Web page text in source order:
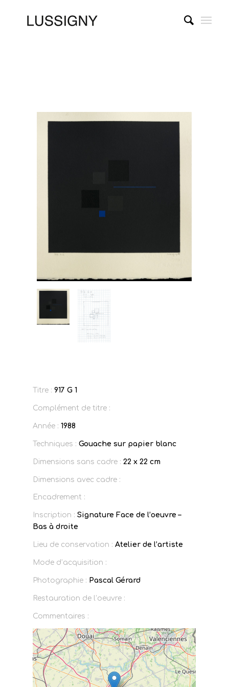
Titre : 917 G 1
Complément de titre :
Année : 1988
Techniques : Gouache sur papier blanc
Dimensions sans cadre : 22 x 22 cm
Dimensions avec cadre :
Encadrement :
Inscription : Signature Face de l’oeuvre –
Bas à droite
Lieu de conservation : Atelier de l’artiste
Mode d’acquisition :
Photographie : Pascal Gérard
Restauration de l’oeuvre :
Commentaires :